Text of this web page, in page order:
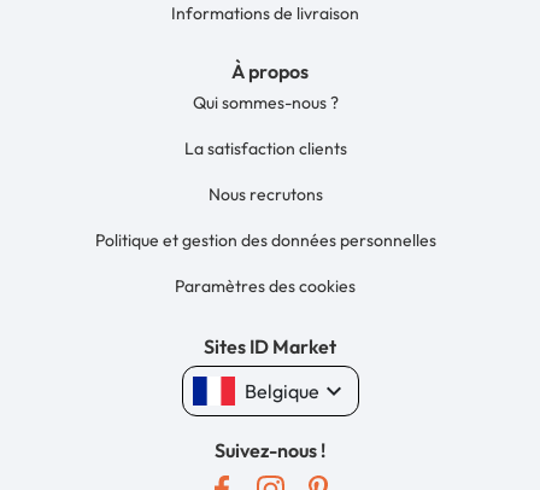
Informations de livraison
À propos
Qui sommes-nous ?
La satisfaction clients
Nous recrutons
Politique et gestion des données personnelles
Paramètres des cookies
Sites ID Market
Belgique keyboard_arrow_down
Suivez-nous !